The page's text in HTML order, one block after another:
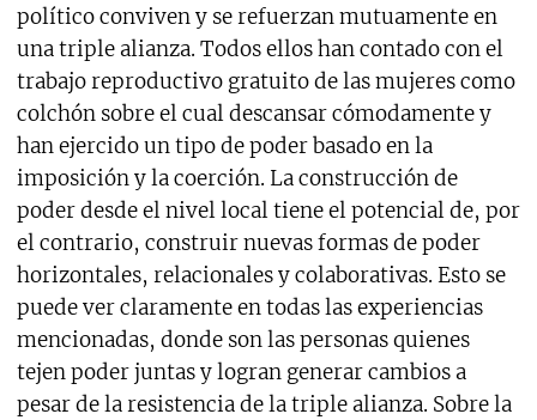
político conviven y se refuerzan mutuamente en
una triple alianza. Todos ellos han contado con el
trabajo reproductivo gratuito de las mujeres como
colchón sobre el cual descansar cómodamente y
han ejercido un tipo de poder basado en la
imposición y la coerción. La construcción de
poder desde el nivel local tiene el potencial de, por
el contrario, construir nuevas formas de poder
horizontales, relacionales y colaborativas. Esto se
puede ver claramente en todas las experiencias
mencionadas, donde son las personas quienes
tejen poder juntas y logran generar cambios a
pesar de la resistencia de la triple alianza. Sobre la